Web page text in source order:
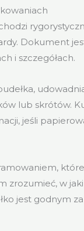
Dokument
i szczegółach.
lub skrótów.
jeśli
zrozumieć, w
jest godnym